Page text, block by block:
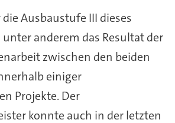
Ausbaustufe III dieses
anderem das Resultat der
zwischen den beiden
einiger
Projekte. Der
konnte auch in der letzten